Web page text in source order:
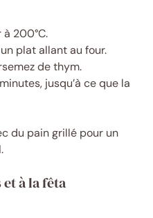
200°C.
plat allant au four.
de thym.
jusqu’à ce que la
du pain grillé pour un
à la fêta